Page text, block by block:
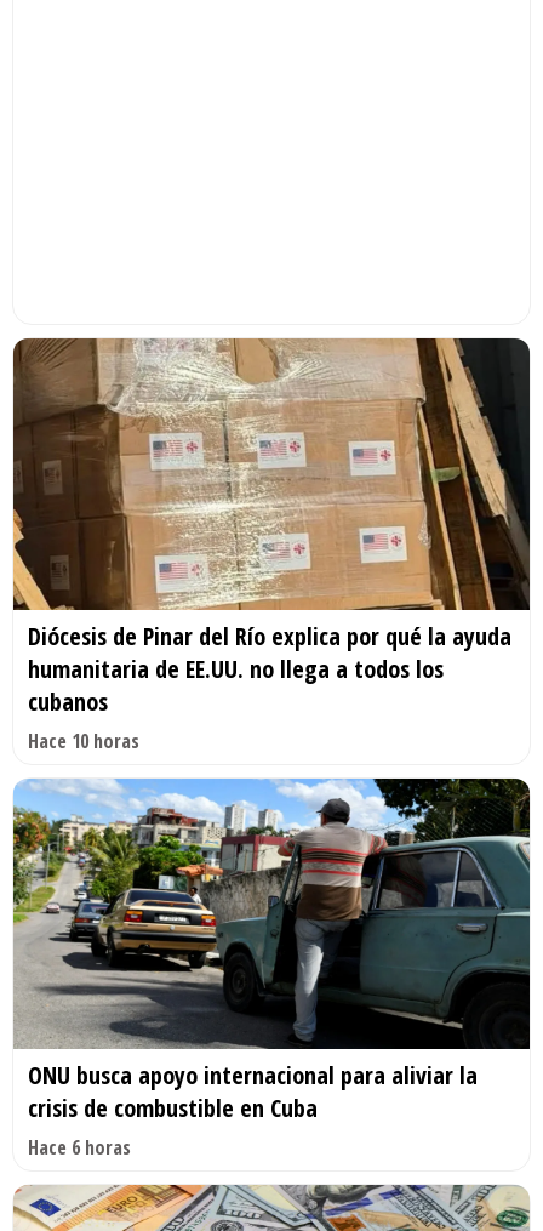
Diócesis de Pinar del Río explica por qué la ayuda
humanitaria de EE.UU. no llega a todos los
cubanos
Hace 10 horas
ONU busca apoyo internacional para aliviar la
crisis de combustible en Cuba
Hace 6 horas